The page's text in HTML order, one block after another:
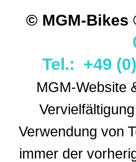
© MGM-Bikes
Tel.: +49
MGM-Website
Verwendung von
immer der